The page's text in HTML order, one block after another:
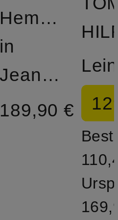
in
Jeansoptik
189,90 €